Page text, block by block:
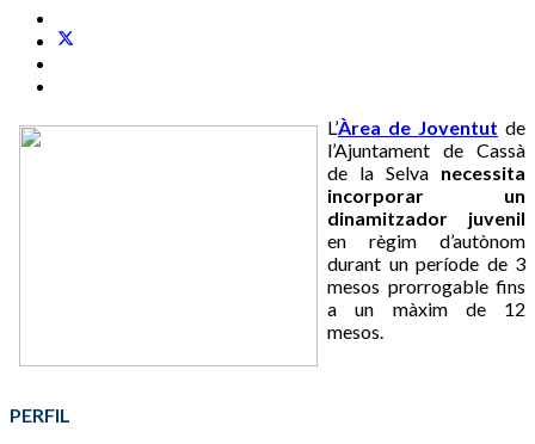
L’Àrea de Joventut de
l’Ajuntament de Cassà
de la Selva necessita
incorporar un
dinamitzador juvenil
en règim d’autònom
durant un període de 3
mesos prorrogable fins
a un màxim de 12
mesos.
PERFIL